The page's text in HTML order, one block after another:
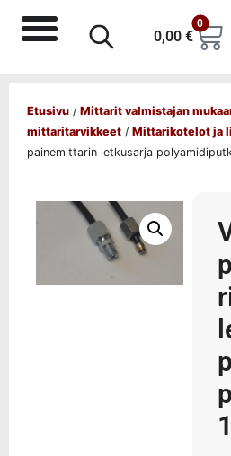
0,00 €
0
Etusivu / Mittarit valmistajan
mittaritarvikkeet / Mittarikotelot ja
painemittarin letkusarja